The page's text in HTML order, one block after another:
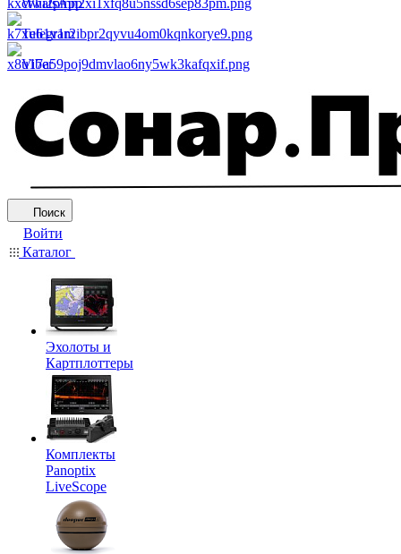
WhatsApp
Telegram
Viber
Поиск
Войти
Каталог
Эхолоты и
Картплоттеры
Комплекты
Panoptix
LiveScope